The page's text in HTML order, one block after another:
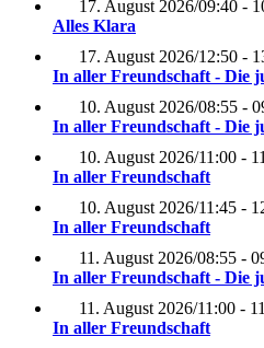
17. August 2026/09:40 -
Alles Klara
17. August 2026/12:50 -
In aller Freundschaft - Die
10. August 2026/08:55 -
In aller Freundschaft - Die
10. August 2026/11:00 -
In aller Freundschaft
10. August 2026/11:45 -
In aller Freundschaft
11. August 2026/08:55 -
In aller Freundschaft - Die
11. August 2026/11:00 -
In aller Freundschaft